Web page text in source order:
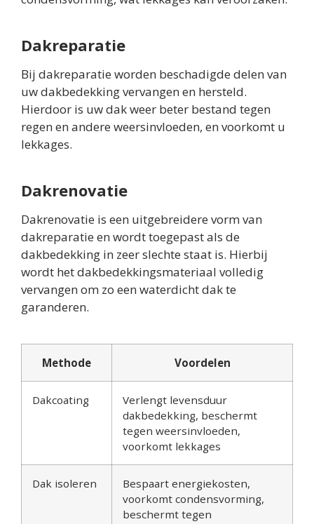
Dakreparatie
Bij dakreparatie worden beschadigde delen van
uw dakbedekking vervangen en hersteld.
Hierdoor is uw dak weer beter bestand tegen
regen en andere weersinvloeden, en voorkomt u
lekkages.
Dakrenovatie
Dakrenovatie is een uitgebreidere vorm van
dakreparatie en wordt toegepast als de
dakbedekking in zeer slechte staat is. Hierbij
wordt het dakbedekkingsmateriaal volledig
vervangen om zo een waterdicht dak te
garanderen.
Methode Voordelen
Dakcoating
Verlengt levensduur
dakbedekking, beschermt
tegen weersinvloeden,
voorkomt lekkages
Dak isoleren
Bespaart energiekosten,
voorkomt condensvorming,
beschermt tegen